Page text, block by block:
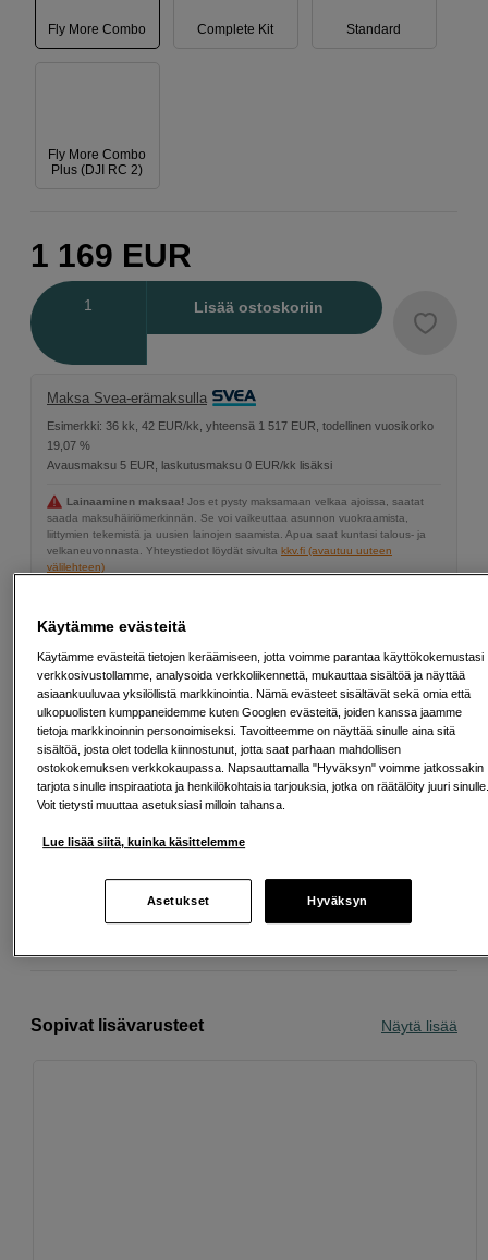
Fly More Combo Complete Kit Standard
Fly More Combo
Plus (DJI RC 2)
1 169 EUR
Lisää ostoskoriin
Maksa Svea-erämaksulla
Esimerkki: 36 kk, 42 EUR/kk, yhteensä 1 517 EUR, todellinen vuosikorko
19,07 %
Avausmaksu 5 EUR, laskutusmaksu 0 EUR/kk lisäksi
Lainaaminen maksaa! Jos et pysty maksamaan velkaa ajoissa, saatat
saada maksuhäiriömerkinnän. Se voi vaikeuttaa asunnon vuokraamista,
liittymien tekemistä ja uusien lainojen saamista. Apua saat kuntasi talous- ja
velkaneuvonnasta. Yhteystiedot löydät sivulta kkv.fi (avautuu uuteen
välilehteen)
SP tykkää
Tämä on tuote, josta pidämme erityisen paljon.
Seuraa tätä symbolia löytääksesi lisää valikoituja
suosikkejamme.
Lue lisää
Ilmainen toimitus yli 200 EUR ostoksille
Osta nyt ja maksa myöhemmin
Henkilökohtaista palvelua
Sopivat lisävarusteet Näytä lisää
Käytämme evästeitä
Käytämme evästeitä tietojen keräämiseen, jotta voimme parantaa käyttökokemustasi
verkkosivustollamme, analysoida verkkoliikennettä, mukauttaa sisältöä ja näyttää
asiaankuuluvaa yksilöllistä markkinointia. Nämä evästeet sisältävät sekä omia että
ulkopuolisten kumppaneidemme kuten Googlen evästeitä, joiden kanssa jaamme
tietoja markkinoinnin personoimiseksi. Tavoitteemme on näyttää sinulle aina sitä
sisältöä, josta olet todella kiinnostunut, jotta saat parhaan mahdollisen
ostokokemuksen verkkokaupassa. Napsauttamalla "Hyväksyn" voimme jatkossakin
tarjota sinulle inspiraatiota ja henkilökohtaisia tarjouksia, jotka on räätälöity juuri
Voit tietysti muuttaa asetuksiasi milloin tahansa.
Lue lisää siitä, kuinka käsittelemme
Asetukset Hyväksyn